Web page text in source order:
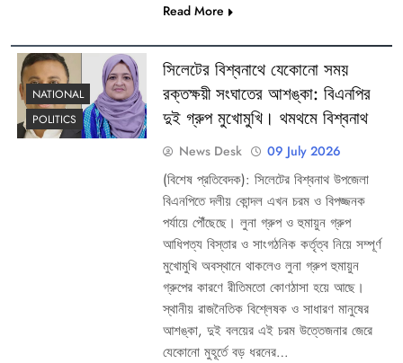
Read More
NATIONAL
POLITICS
সিলেটের বিশ্বনাথে যেকোনো সময়
রক্তক্ষয়ী সংঘাতের আশঙ্কা: বিএনপির
দুই গ্রুপ মুখোমুখি। থমথমে বিশ্বনাথ
News Desk 09 July 2026
(বিশেষ প্রতিবেদক): ​সিলেটের বিশ্বনাথ উপজেলা
বিএনপিতে দলীয় কোন্দল এখন চরম ও বিপজ্জনক
পর্যায়ে পৌঁছেছে। লুনা গ্রুপ ও হুমায়ুন গ্রুপ
আধিপত্য বিস্তার ও সাংগঠনিক কর্তৃত্ব নিয়ে সম্পূর্ণ
মুখোমুখি অবস্থানে থাকলেও লুনা গ্রুপ হুমায়ুন
গ্রুপের কারণে রীতিমতো কোণঠাসা হয়ে আছে।
স্থানীয় রাজনৈতিক বিশ্লেষক ও সাধারণ মানুষের
আশঙ্কা, দুই বলয়ের এই চরম উত্তেজনার জেরে
যেকোনো মুহূর্তে বড় ধরনের…